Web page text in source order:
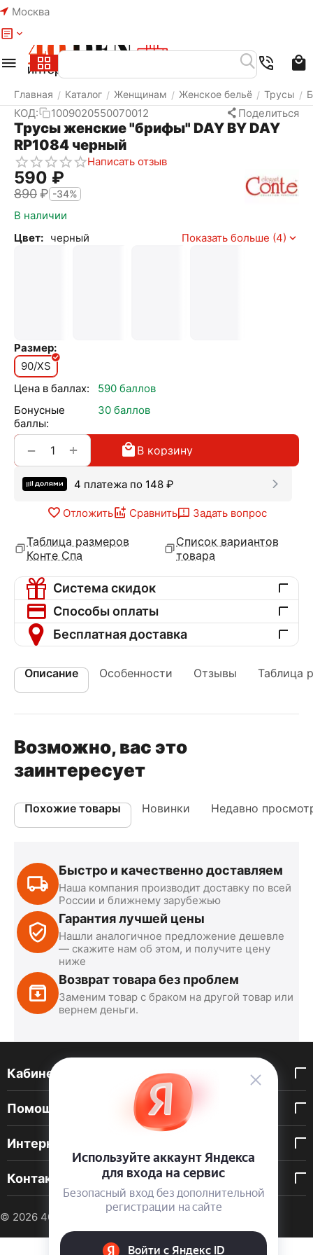
Москва
Главная / Каталог / Женщинам / Женское бельё / Трусы /
КОД: 1009020550070012 Поделиться
Трусы женские "брифы" DAY BY DAY
RP1084 черный
Написать отзыв
‍590‍ ₽
‍890‍₽ -34%
В наличии
Цвет: черный Показать больше (4)
Размер:
90/XS
Цена в баллах:
590 баллов
Бонусные
баллы:
30 баллов
+
− В корзину
4 платежа по 148 ₽
Отложить Сравнить Задать вопрос
Таблица размеров
Конте Спа
Список вариантов
товара
Система скидок
Способы оплаты
Бесплатная доставка
Описание Особенности Отзывы Таблица
Возможно, вас это
заинтересует
Похожие товары Новинки Недавно
Быстро и качественно доставляем
Наша компания производит доставку по всей
России и ближнему зарубежью
Гарантия лучшей цены
Нашли аналогичное предложение дешевле
— скажите нам об этом, и получите цену
ниже
Возврат товара без проблем
Заменим товар с браком на другой товар или
вернем деньги.
Кабинет покупателя
Помощь покупателю
Интернет-магазин
Контакты
© 2026 40 DEN. Интернет-магазин
Меню